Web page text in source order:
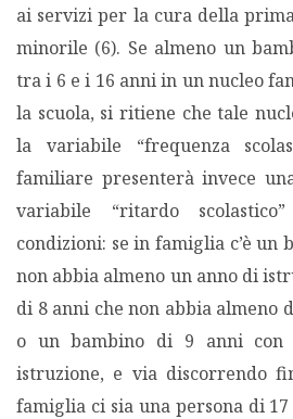
ai servizi per la cura della
minorile (6). Se almeno un
tra i 6 e i 16 anni in un nucleo
la scuola, si ritiene che tale
la variabile “frequenza
familiare presenterà invece
variabile “ritardo
condizioni: se in famiglia c’è un
non abbia almeno un anno di
di 8 anni che non abbia almeno
o un bambino di 9 anni
istruzione, e via discorrendo
famiglia ci sia una persona di